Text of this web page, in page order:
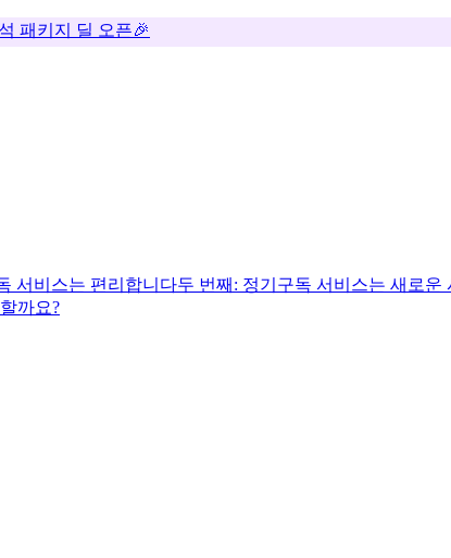
패키지 딜 오픈🎉
서비스는 편리합니다두 번째: 정기구독 서비스는 새로운
까요?